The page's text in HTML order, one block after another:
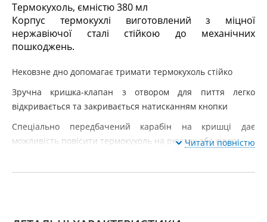
Термокухоль, ємністю 380 мл
Корпус термокухлі виготовлений з міцної
нержавіючої сталі стійкою до механічних
пошкоджень.
Нековзне дно допомагає тримати термокухоль стійко
Зручна кришка-клапан з отвором для пиття легко
відкривається та закривається натисканням кнопки
Спеціально передбачений карабін на кришці дає
можливість повісити термокухоль на рюкзак або сумку.
Читати повністю